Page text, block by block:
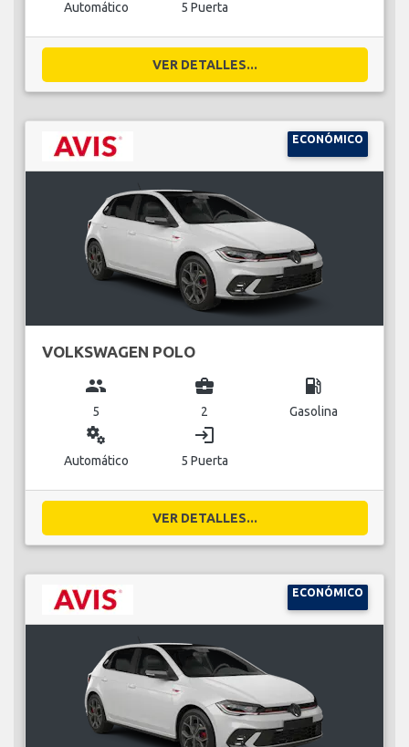
Automático 5 Puerta
VER DETALLES...
ECONÓMICO
VOLKSWAGEN POLO
group
5
business_center
2
local_gas_station
Gasolina
miscellaneous_services
Automático
login
5 Puerta
VER DETALLES...
ECONÓMICO